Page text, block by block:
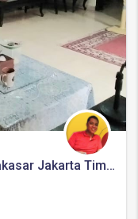
Rumah Dijual Cipinang Melayu Makasar Jakarta Timur